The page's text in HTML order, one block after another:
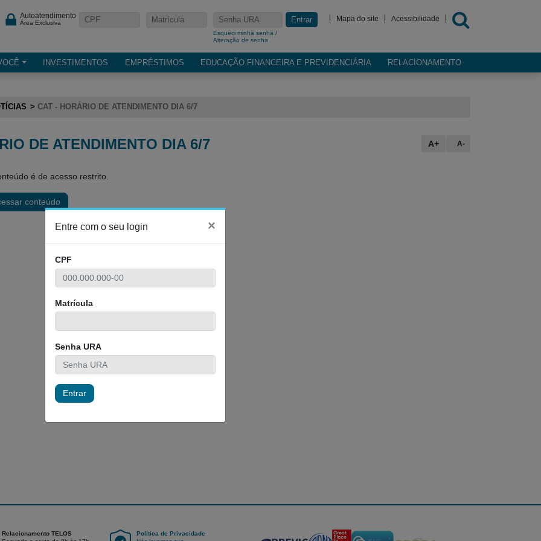
Autoatendimento
Área Exclusiva
Esqueci minha senha /
Alteração de senha
Entrar Mapa do site Acessibilidade
INVESTIMENTOS EMPRÉSTIMOS EDUCAÇÃO FINANCEIRA E PREVIDENCIÁRIA RELACIONAMENTO
CAT - HORÁRIO DE ATENDIMENTO DIA 6/7
DE ATENDIMENTO DIA 6/7 A+ A-
é de acesso restrito.
conteúdo
Relacionamento TELOS
Política de Privacidade
Entre com o seu login ×
CPF
Matrícula
Senha URA
Entrar